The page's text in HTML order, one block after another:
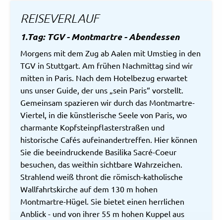
REISEVERLAUF
1.Tag: TGV - Montmartre - Abendessen
Morgens mit dem Zug ab Aalen mit Umstieg in den
TGV in Stuttgart. Am frühen Nachmittag sind wir
mitten in Paris. Nach dem Hotelbezug erwartet
uns unser Guide, der uns „sein Paris“ vorstellt.
Gemeinsam spazieren wir durch das Montmartre-
Viertel, in die künstlerische Seele von Paris, wo
charmante Kopfsteinpflasterstraßen und
historische Cafés aufeinandertreffen. Hier können
Sie die beeindruckende Basilika Sacré-Coeur
besuchen, das weithin sichtbare Wahrzeichen.
Strahlend weiß thront die römisch-katholische
Wallfahrtskirche auf dem 130 m hohen
Montmartre-Hügel. Sie bietet einen herrlichen
Anblick - und von ihrer 55 m hohen Kuppel aus